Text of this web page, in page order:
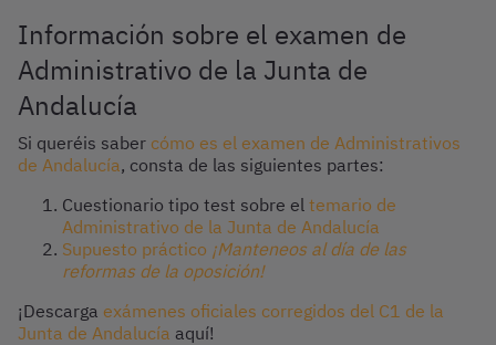
Información sobre el examen de
Administrativo de la Junta de
Andalucía
Si queréis saber cómo es el examen de Administrativos
de Andalucía, consta de las siguientes partes:
Cuestionario tipo test sobre el temario de
Administrativo de la Junta de Andalucía
Supuesto práctico ¡Manteneos al día de las
reformas de la oposición!
¡Descarga exámenes oficiales corregidos del C1 de la
Junta de Andalucía aquí!